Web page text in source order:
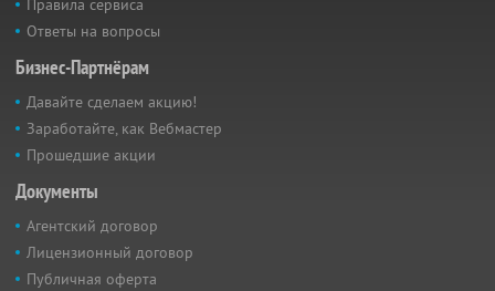
Правила сервиса
Ответы на вопросы
Бизнес-Партнёрам
Давайте сделаем акцию!
Заработайте, как Вебмастер
Прошедшие акции
Документы
Агентский договор
Лицензионный договор
Публичная оферта